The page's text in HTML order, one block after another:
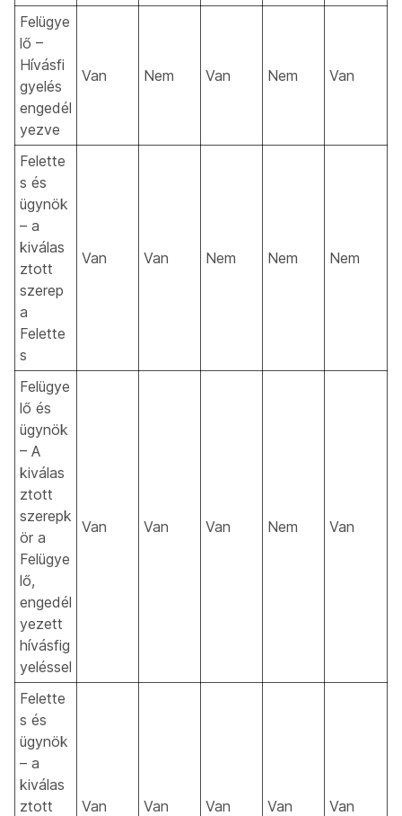
Felügye
lő –
Hívásfi
gyelés
engedél
yezve
Van Nem Van Nem Van
Felette
s és
ügynök
– a
kiválas
ztott
szerep
a
Felette
s
Van Van Nem Nem Nem
Felügye
lő és
ügynök
– A
kiválas
ztott
szerepk
ör a
Felügye
lő,
engedél
yezett
hívásfig
yeléssel
Van Van Van Nem Van
Felette
s és
ügynök
– a
kiválas
ztott
Van Van Van Van Van